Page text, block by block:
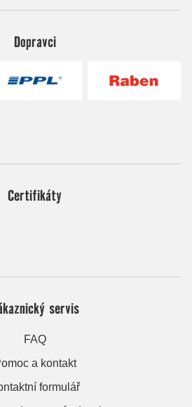
Dopravci
Certifikáty
servis
FAQ
a kontakt
formulář